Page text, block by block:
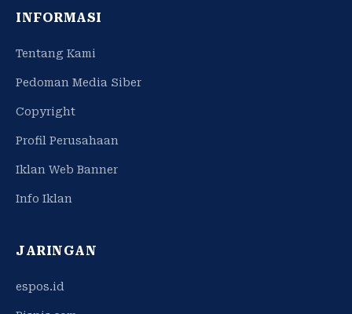
INFORMASI
Tentang Kami
Pedoman Media Siber
Copyright
Profil Perusahaan
Iklan Web Banner
Info Iklan
JARINGAN
espos.id